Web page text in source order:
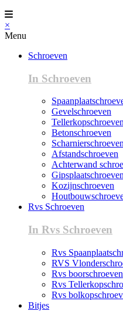
×
Menu
Schroeven
In Schroeven
Gevelschroeven
Tellerkopschroeven
Betonschroeven
Scharnierschroeven
Afstandschroeven
Achterwand
Gipsplaatschroeven
Kozijnschroeven
Rvs Schroeven
In Rvs Schroeven
Rvs
RVS
Rvs boorschroeven
Rvs
Rvs
Bitjes